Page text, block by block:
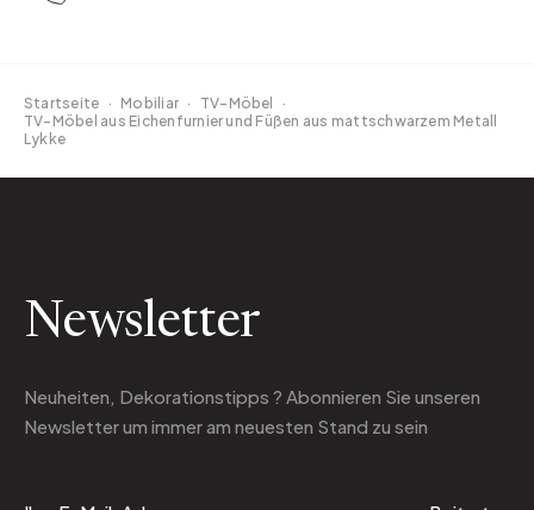
Startseite · Mobiliar · TV-Möbel
·
TV-Möbel aus Eichenfurnier und Füßen aus mattschwarzem Metall
Lykke
Newsletter
Neuheiten, Dekorationstipps ? Abonnieren Sie unseren
Newsletterum immer am neuesten Stand zu sein